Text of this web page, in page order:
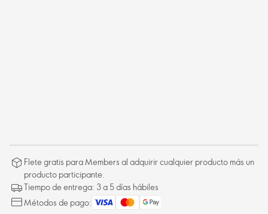
Flete gratis para Members al adquirir cualquier producto más un
producto participante.
Tiempo de entrega: 3 a 5 días hábiles
Métodos de pago: